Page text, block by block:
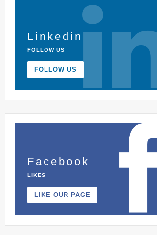
Linkedin
FOLLOW US
FOLLOW US
Facebook
LIKES
LIKE OUR PAGE